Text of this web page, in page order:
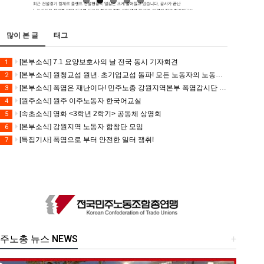
많이 본 글 태그
1 [본부소식] 7.1 요양보호사의 날 전국 동시 기자회견
2 [본부소식] 원청교섭 원년. 초기업교섭 돌파! 모든 노동자의 노동기본권 쟁취! 민주노총 7.15 총파업대회
3 [본부소식] 폭염은 재난이다! 민주노총 강원지역본부 폭염감시단 선포 기자회견
4 [원주소식] 원주 이주노동자 한국어교실
5 [속초소식] 영화 <3학년 2학기> 공동체 상영회
6 [본부소식] 강원지역 노동자 합창단 모임
7 [특집기사] 폭염으로 부터 안전한 일터 쟁취!
+
노총 뉴스 NEWS